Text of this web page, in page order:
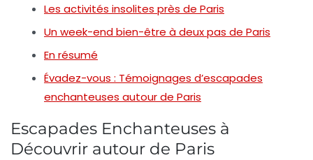
Les activités insolites près de Paris
Un week-end bien-être à deux pas de Paris
En résumé
Évadez-vous : Témoignages d’escapades
enchanteuses autour de Paris
Escapades Enchanteuses à
Découvrir autour de Paris